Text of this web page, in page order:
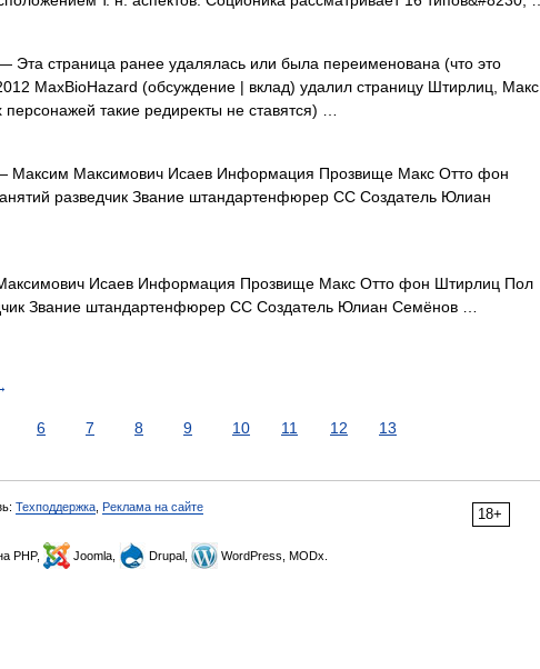
Эта страница ранее удалялась или была переименована (что это
MaxBioHazard (обсуждение | вклад) удалил страницу Штирлиц, Макс
такие редиректы не ставятся) …
Максим Максимович Исаев Информация Прозвище Макс Отто фон
разведчик Звание штандартенфюрер СС Создатель Юлиан
Исаев Информация Прозвище Макс Отто фон Штирлиц Пол
Звание штандартенфюрер СС Создатель Юлиан Семёнов …
6 7 8 9 10 11 12 13
18+
Техподдержка Реклама на сайте
PHP, Joomla, Drupal, WordPress, MODx.